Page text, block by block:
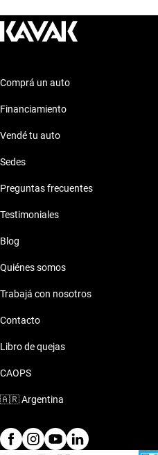
Comprá un auto
Financiamiento
Vendé tu auto
Sedes
Preguntas frecuentes
Testimoniales
Blog
Quiénes somos
Trabajá con nosotros
Contacto
Libro de quejas
CAOPS
🇦🇷Argentina